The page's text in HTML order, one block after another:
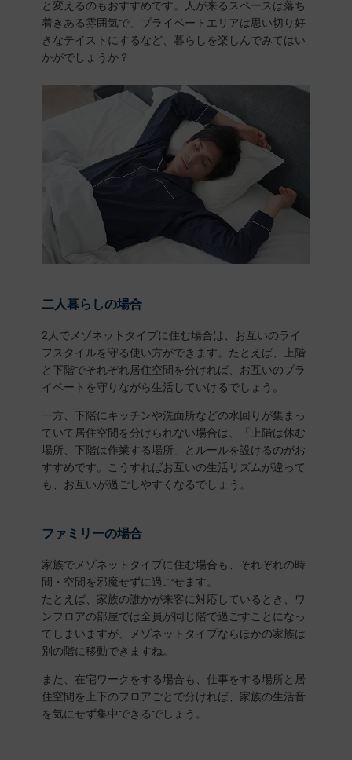
と変えるのもおすすめです。人が来るスペースは落ち
着きある雰囲気で、プライベートエリアは思い切り好
きなテイストにするなど、暮らしを楽しんでみてはい
かがでしょうか？
二人暮らしの場合
2人でメゾネットタイプに住む場合は、お互いのライ
フスタイルを守る使い方ができます。たとえば、上階
と下階でそれぞれ居住空間を分ければ、お互いのプラ
イベートを守りながら生活していけるでしょう。
一方、下階にキッチンや洗面所などの水回りが集まっ
ていて居住空間を分けられない場合は、「上階は休む
場所、下階は作業する場所」とルールを設けるのがお
すすめです。こうすればお互いの生活リズムが違って
も、お互いが過ごしやすくなるでしょう。
ファミリーの場合
家族でメゾネットタイプに住む場合も、それぞれの時
間・空間を邪魔せずに過ごせます。
たとえば、家族の誰かが来客に対応しているとき、ワ
ンフロアの部屋では全員が同じ階で過ごすことになっ
てしまいますが、メゾネットタイプならほかの家族は
別の階に移動できますね。
また、在宅ワークをする場合も、仕事をする場所と居
住空間を上下のフロアごとで分ければ、家族の生活音
を気にせず集中できるでしょう。